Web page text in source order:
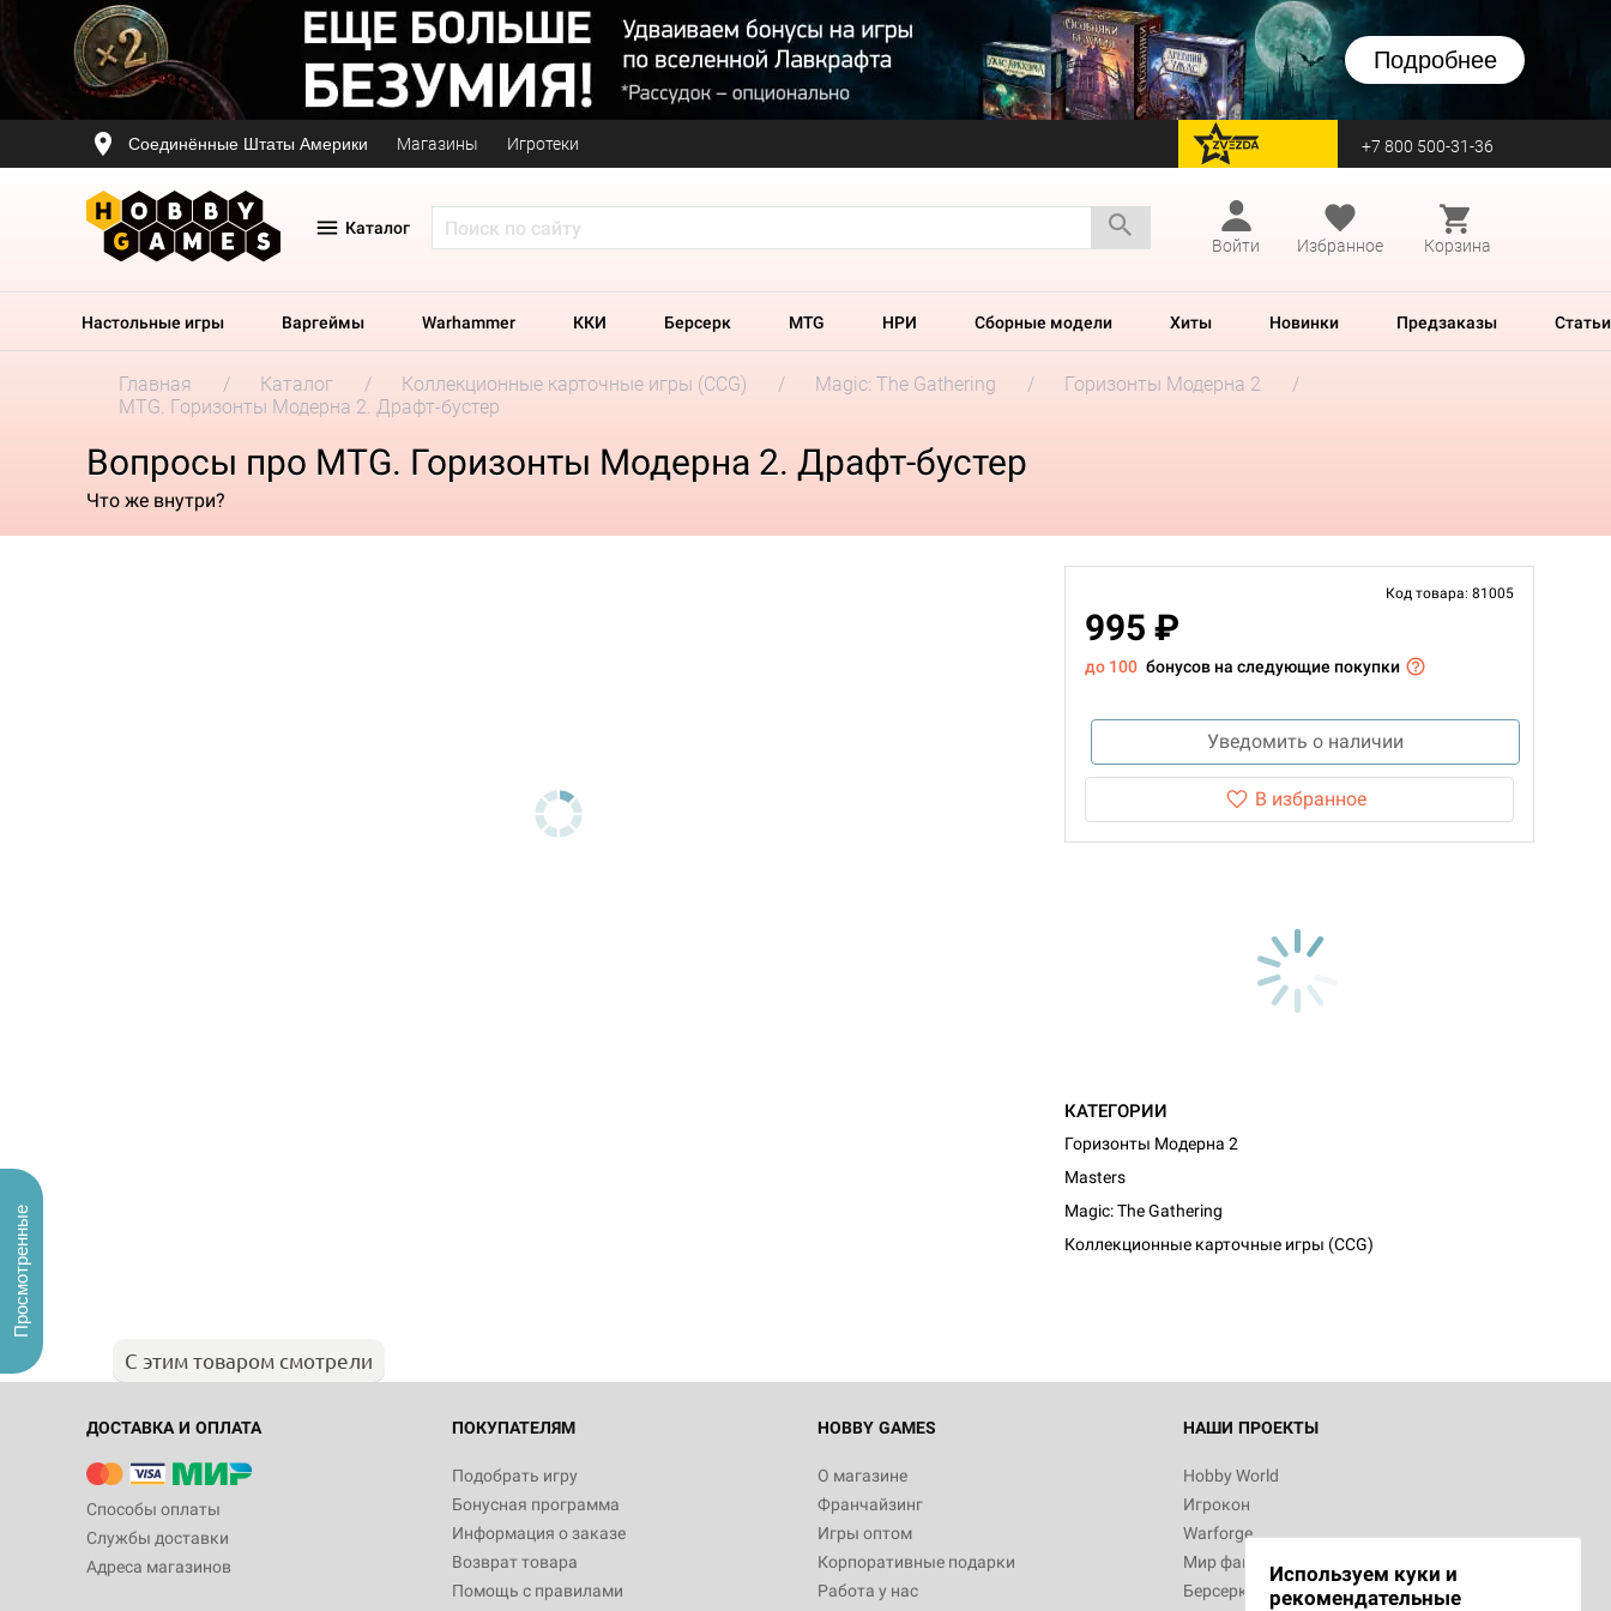
Подробнее
Соединённые Штаты Америки Магазины Игротеки перейти на Zvezda +7 800 500-31-36
Каталог
Войти
Избранное Корзина
Настольные игры Варгеймы Warhammer ККИ Берсерк MTG НРИ Сборные модели Хиты Новинки Предзаказы Статьи
Главная Каталог Коллекционные карточные игры (CCG) Magic: The Gathering
Горизонты Модерна 2
MTG. Горизонты Модерна 2. Драфт-бустер
Вопросы про MTG. Горизонты Модерна 2. Драфт-бустер
Что же внутри?
Код товара: 81005
995 ₽
до 100 бонусов на следующие покупки
Уведомить о наличии
В избранное
КАТЕГОРИИ
Горизонты Модерна 2
Masters
Magic: The Gathering
Коллекционные карточные игры (CCG)
С этим товаром смотрели
ДОСТАВКА И ОПЛАТА
Способы оплаты
Службы доставки
Адреса магазинов
ПОКУПАТЕЛЯМ
Подобрать игру
Бонусная программа
Информация о заказе
Возврат товара
Помощь с правилами
HOBBY GAMES
О магазине
Франчайзинг
Игры оптом
Корпоративные подарки
Работа у нас
НАШИ ПРОЕКТЫ
Hobby World
Игрокон
Warforge
Мир фантастики
Берсерк
Используем куки и
рекомендательные
Просмотренные
Настольная игра Hobby World Монстры
Белая смерть
12 990
Настольная игра Hobby World Берсерк.
3 490